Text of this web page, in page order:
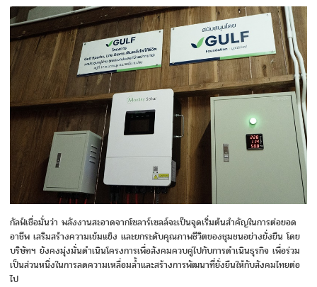
กัลฟ์เชื่อมั่นว่า พลังงานสะอาดจากโซลาร์เซลล์จะเป็นจุดเริ่มต้นสำคัญในการต่อยอด
อาชีพ เสริมสร้างความเข้มแข็ง และยกระดับคุณภาพชีวิตของชุมชนอย่างยั่งยืน โดย
บริษัทฯ ยังคงมุ่งมั่นดำเนินโครงการเพื่อสังคมควบคู่ไปกับการดำเนินธุรกิจ เพื่อร่วม
เป็นส่วนหนึ่งในการลดความเหลื่อมล้ำและสร้างการพัฒนาที่ยั่งยืนให้กับสังคมไทยต่อ
ไป